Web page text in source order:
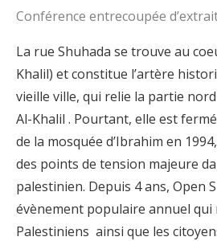
Conférence entrecoupée
La rue Shuhada se trouve au
Khalil) et constitue l’artère
vieille ville, qui relie la partie
Al-Khalil . Pourtant, elle est
de la mosquée d’Ibrahim en
des points de tension majeure
palestinien. Depuis 4 ans, Open
évènement populaire annuel qui
Palestiniens ainsi que les